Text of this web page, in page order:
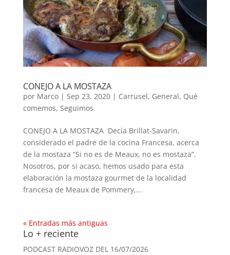
CONEJO A LA MOSTAZA
por Marco| Sep 23, 2020| Carrusel, General, Qué
comemos, Seguimos
CONEJO A LA MOSTAZA Decía Brillat-Savarin,
considerado el padre de la cocina Francesa, acerca
de la mostaza “Si no es de Meaux, no es mostaza”.
Nosotros, por si acaso, hemos usado para esta
elaboración la mostaza gourmet de la localidad
francesa de Meaux de Pommery,...
« Entradas más antiguas
Lo + reciente
PODCAST RADIOVOZ DEL 16/07/2026